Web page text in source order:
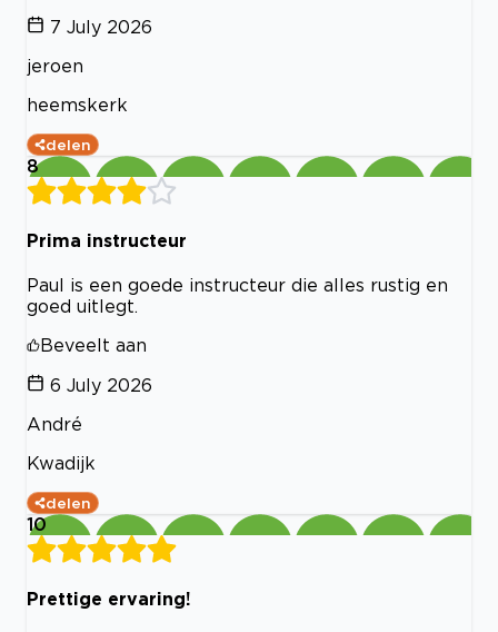
7 July 2026
jeroen
heemskerk
delen
8
Prima instructeur
Paul is een goede instructeur die alles rustig en
goed uitlegt.
Beveelt aan
6 July 2026
André
Kwadijk
delen
10
Prettige ervaring!